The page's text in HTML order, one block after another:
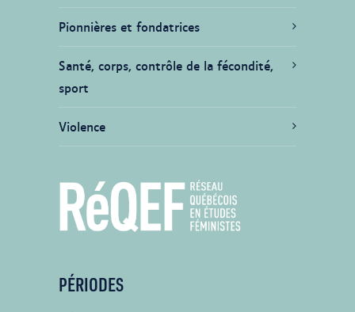
Pionnières et fondatrices
Santé, corps, contrôle de la fécondité,
sport
Violence
PÉRIODES